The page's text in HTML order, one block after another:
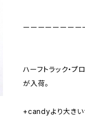
ーーーーーーーー
ハーフトラック・
が入荷。
+candyより大きい